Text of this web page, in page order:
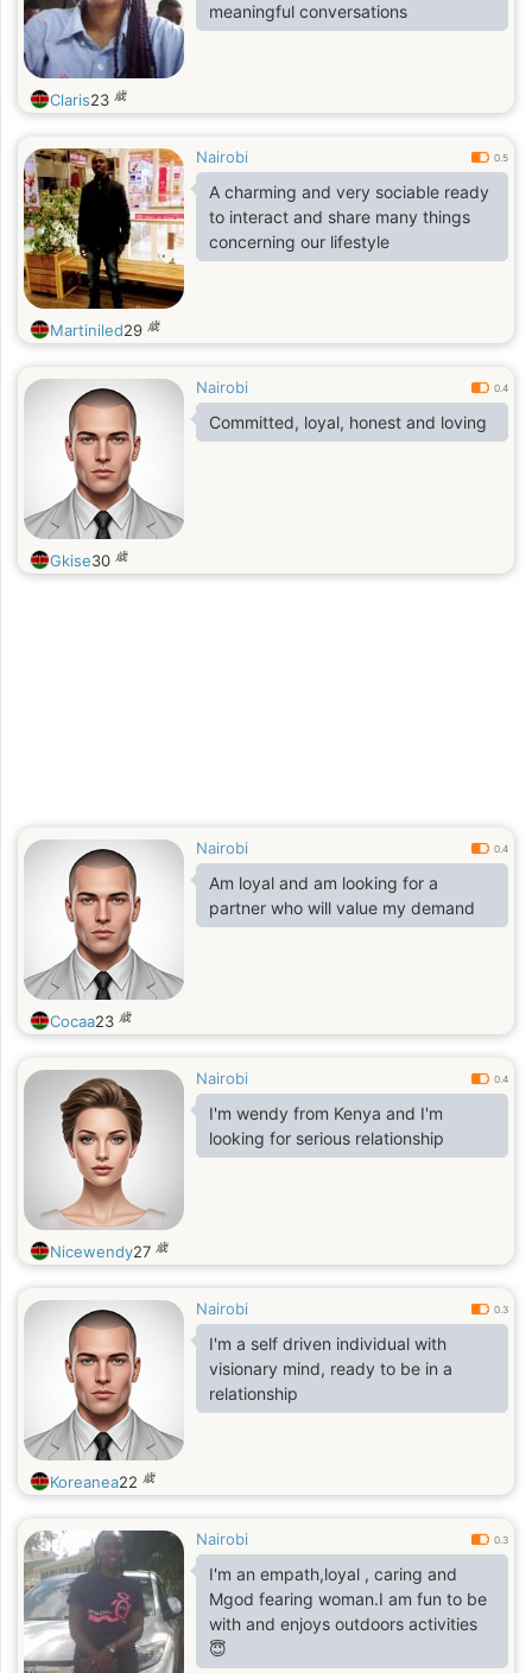
meaningful conversations
Claris23 歳
Nairobi 0.5
A charming and very sociable ready
to interact and share many things
concerning our lifestyle
Martiniled29 歳
Nairobi 0.4
Committed, loyal, honest and loving
Gkise30 歳
Nairobi 0.4
Am loyal and am looking for a
partner who will value my demand
Cocaa23 歳
Nairobi 0.4
I'm wendy from Kenya and I'm
looking for serious relationship
Nicewendy27 歳
Nairobi 0.3
I'm a self driven individual with
visionary mind, ready to be in a
relationship
Koreanea22 歳
Nairobi 0.3
I'm an empath,loyal , caring and
Mgod fearing woman.I am fun to be
with and enjoys outdoors activities
😇